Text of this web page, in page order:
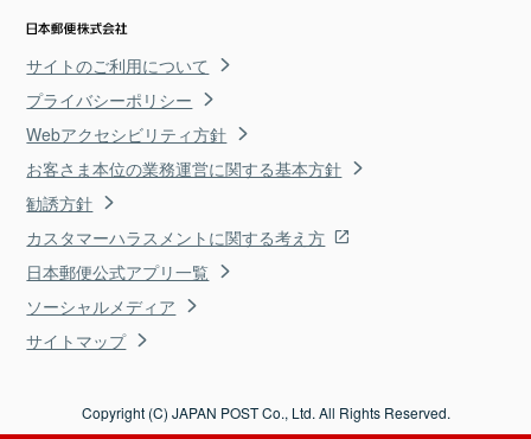
サイトのご利用について
プライバシーポリシー
Webアクセシビリティ方針
お客さま本位の業務運営に関する基本方針
勧誘方針
カスタマーハラスメントに関する考え方
日本郵便公式アプリ一覧
ソーシャルメディア
サイトマップ
Copyright (C) JAPAN POST Co., Ltd. All Rights Reserved.